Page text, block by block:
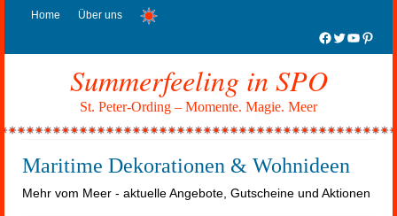
Home Über uns
Facebook
Twitter
Summerfeeling in SPO
St. Peter-Ording – Momente. Magie. Meer
Maritime Dekorationen & Wohnideen
Mehr vom Meer - aktuelle Angebote, Gutscheine und Aktionen